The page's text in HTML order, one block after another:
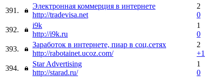
391.
Электронная коммерция в интернете
http://tradevisa.net
2
0
392.
i9k
http://i9k.ru
1
0
393.
Заработок в интернете, пиар в соц.сетях
http://rabotainet.ucoz.com/
2
+1
394.
Star Advertising
http://starad.ru/
1
0